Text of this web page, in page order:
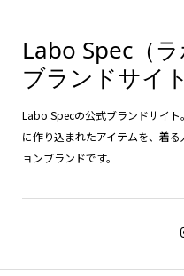
Labo Spec（
ブランドサイト
Labo Specの公式ブランドサイ
に作り込まれたアイテムを、着
ョンブランドです。